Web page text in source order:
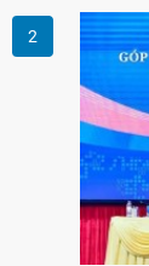
giao lưu
song